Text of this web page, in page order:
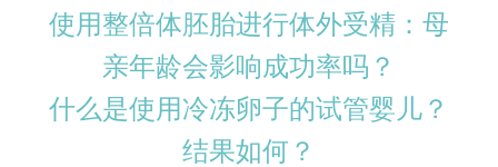
使用整倍体胚胎进行体外受精：母
亲年龄会影响成功率吗？
什么是使用冷冻卵子的试管婴儿？
结果如何？